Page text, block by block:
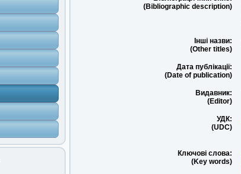
(Bibliographic description)
Інші назви:
(Other titles)
Дата публікації:
(Date of publication)
Видавник:
(Editor)
УДК:
(UDC)
Ключові слова:
(Key words)